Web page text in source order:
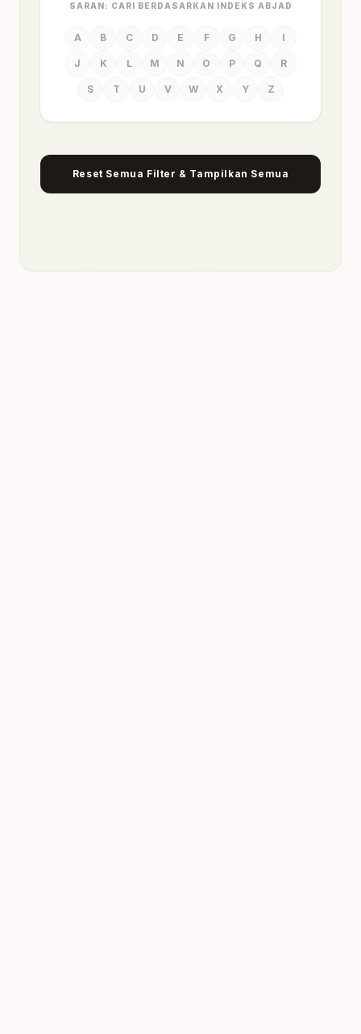
SARAN: CARI BERDASARKAN INDEKS ABJAD
A B C D E F G H I
J K L M N O P Q R
S T U V W X Y Z
Reset Semua Filter & Tampilkan Semua